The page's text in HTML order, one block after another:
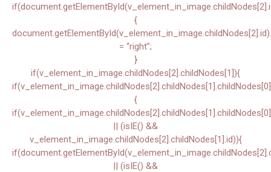
{
= “right”;
}
if(v_element_in_image.childNodes[2].childNodes[1]){
{
|| (isIE() &&
v_element_in_image.childNodes[2].childNodes[1].id)){
|| (isIE() &&